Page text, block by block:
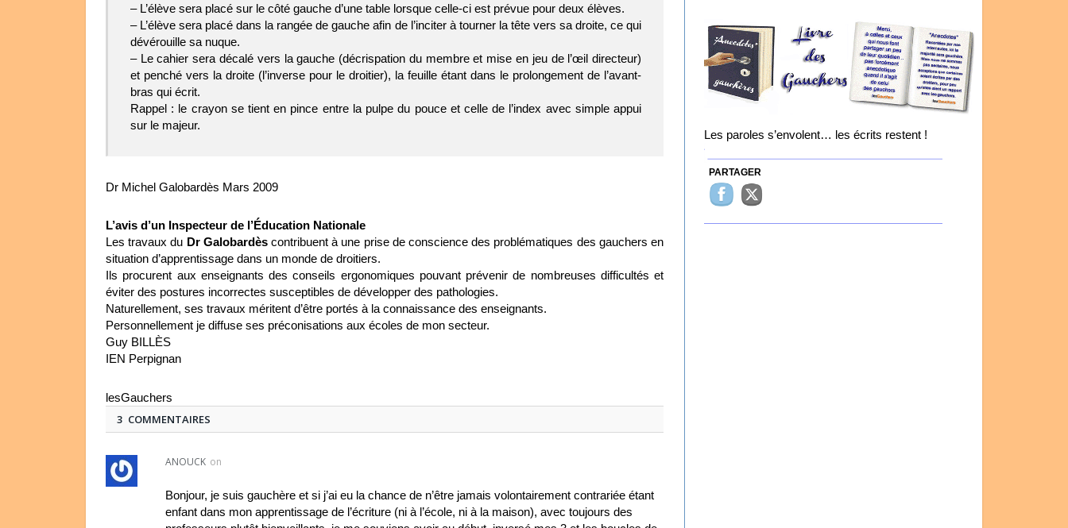
– L’élève sera placé sur le côté gauche d’une table lorsque celle-ci est prévue pour deux élèves.
– L’élève sera placé dans la rangée de gauche afin de l’inciter à tourner la tête vers sa droite, ce qui
dévérouille sa nuque.
– Le cahier sera décalé vers la gauche (décrispation du membre et mise en jeu de l’œil directeur)
et penché vers la droite (l’inverse pour le droitier), la feuille étant dans le prolongement de l’avant-
bras qui écrit.
Rappel : le crayon se tient en pince entre la pulpe du pouce et celle de l’index avec simple appui
sur le majeur.
Dr Michel Galobardès Mars 2009
L’avis d’un Inspecteur de l’Éducation Nationale
Les travaux du Dr Galobardèscontribuent à une prise de conscience des problématiques des gauchers en
situation d’apprentissage dans un monde de droitiers.
Ils procurent aux enseignants des conseils ergonomiques pouvant prévenir de nombreuses difficultés et
éviter des postures incorrectes susceptibles de développer des pathologies.
Naturellement, ses travaux méritent d’être portés à la connaissance des enseignants.
Personnellement je diffuse ses préconisations aux écoles de mon secteur.
Guy BILLÈS
IEN Perpignan
lesGauchers
3 COMMENTAIRES
ANOUCK on
Bonjour, je suis gauchère et si j’ai eu la chance de n’être jamais volontairement contrariée étant
enfant dans mon apprentissage de l’écriture (ni à l’école, ni à la maison), avec toujours des
Les paroles s’envolent… les écrits restent !
PARTAGER